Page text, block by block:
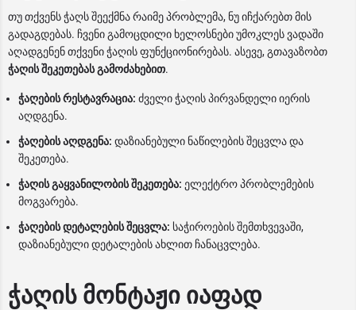
თუ თქვენს ჭაღს შეექმნა რაიმე პრობლემა, ნუ იჩქარებთ მის
გადაგდებას. ჩვენი გამოცდილი ხელოსნები უმოკლეს ვადაში
აღადგენენ თქვენი ჭაღის ფუნქციონირებას. ასევე, გთავაზობთ
ჭაღის შეკეთებას გამოძახებით.
ჭაღების რესტავრაცია: ძველი ჭაღის პირვანდელი იერის
აღდგენა.
ჭაღების აღდგენა: დაზიანებული ნაწილების შეცვლა და
შეკეთება.
ჭაღის გაყვანილობის შეკეთება: ელექტრო პრობლემების
მოგვარება.
ჭაღების დეტალების შეცვლა: საჭიროების შემთხვევაში,
დაზიანებული დეტალების ახლით ჩანაცვლება.
ჭაღის მონტაჟი იაფად